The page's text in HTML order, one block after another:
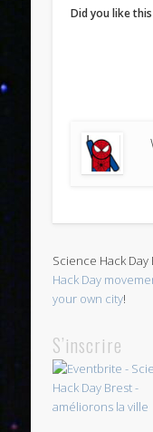
Did you like
Science Hack
Hack Day
your own city!
S’inscrire